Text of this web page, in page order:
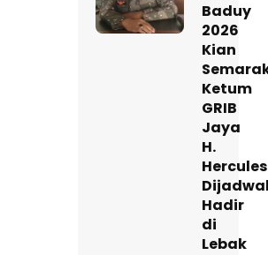
Baduy
2026
Kian
Ketum
GRIB
Jaya
H.
Hercules
Hadir
di
Lebak